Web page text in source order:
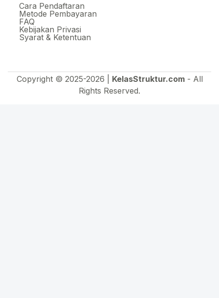
Cara Pendaftaran
Metode Pembayaran
FAQ
Kebijakan Privasi
Syarat & Ketentuan
Copyright © 2025-2026 | KelasStruktur.com- All
Rights Reserved.